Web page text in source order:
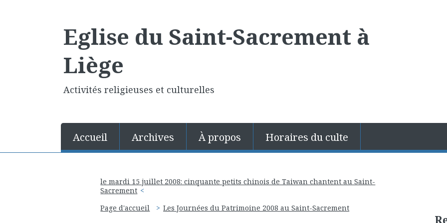
Eglise du Saint-Sacrement à
Liège
Activités religieuses et culturelles
Accueil Archives À propos Horaires du culte
le mardi 15 juillet 2008: cinquante petits chinois de Taiwan chantent au Saint-
Sacrement
Page d'accueil
Les Journées du Patrimoine 2008 au Saint-Sacrement